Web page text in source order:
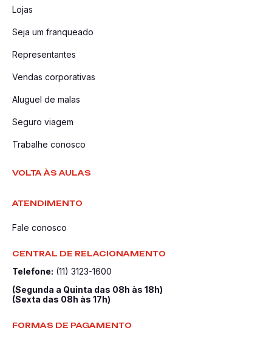
Lojas
Seja um franqueado
Representantes
Vendas corporativas
Aluguel de malas
Seguro viagem
Trabalhe conosco
VOLTA ÀS AULAS
ATENDIMENTO
Fale conosco
CENTRAL DE RELACIONAMENTO
Telefone: (11) 3123-1600
(Segunda a Quinta das 08h às 18h)
(Sexta das 08h às 17h)
FORMAS DE PAGAMENTO